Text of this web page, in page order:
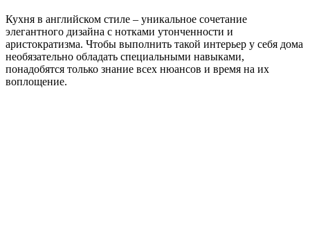
Кухня в английском стиле – уникальное сочетание
элегантного дизайна с нотками утонченности и
аристократизма. Чтобы выполнить такой интерьер у себя дома
необязательно обладать специальными навыками,
понадобятся только знание всех нюансов и время на их
воплощение.